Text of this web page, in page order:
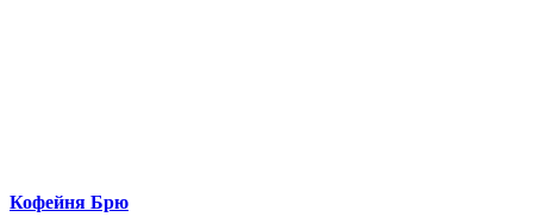
Кофейня Брю